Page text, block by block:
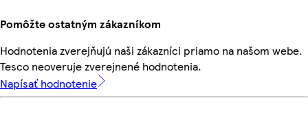
Pomôžte ostatným zákazníkom
Hodnotenia zverejňujú naši zákazníci priamo na našom webe.
Tesco neoveruje zverejnené hodnotenia.
Napísať hodnotenie